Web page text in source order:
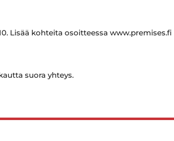
Lisää kohteita osoitteessa www.premises.fi
suora yhteys.